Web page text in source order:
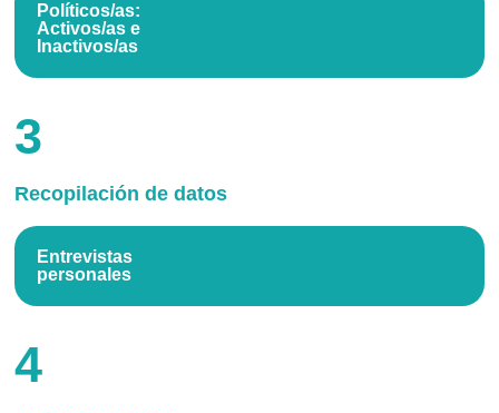
Políticos/as:
Activos/as e
Inactivos/as
3
Recopilación de datos
Entrevistas
personales
4